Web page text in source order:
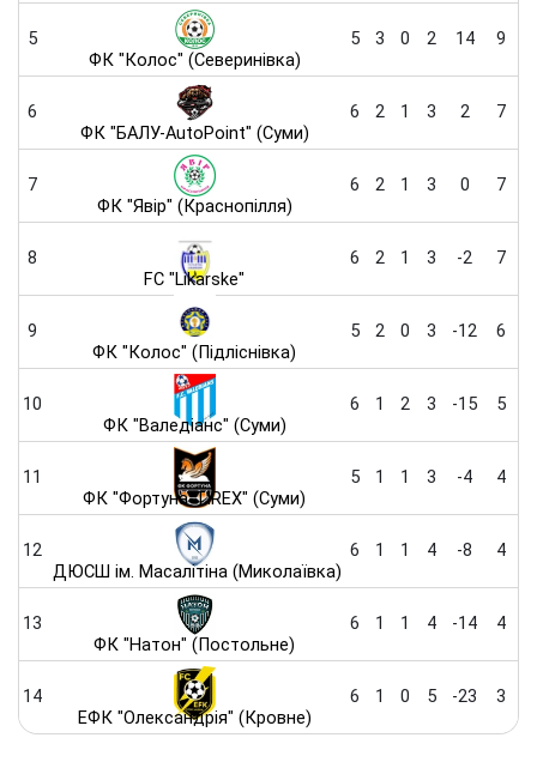
5
ФК "Колос" (Северинівка)
5 3 0 2 14 9
6
ФК "БАЛУ-AutoPoint" (Суми)
6 2 1 3 2 7
7
ФК "Явір" (Краснопілля)
6 2 1 3 0 7
8
FC "Likarske"
6 2 1 3 -2 7
9
ФК "Колос" (Підліснівка)
5 2 0 3 -12 6
10
ФК "Валедіанс" (Суми)
6 1 2 3 -15 5
11
ФК "Фортуна-TIREX" (Суми)
5 1 1 3 -4 4
12
ДЮСШ ім. Масалітіна (Миколаївка)
6 1 1 4 -8 4
13
ФК "Натон" (Постольне)
6 1 1 4 -14 4
14
ЕФК "Олександрія" (Кровне)
6 1 0 5 -23 3